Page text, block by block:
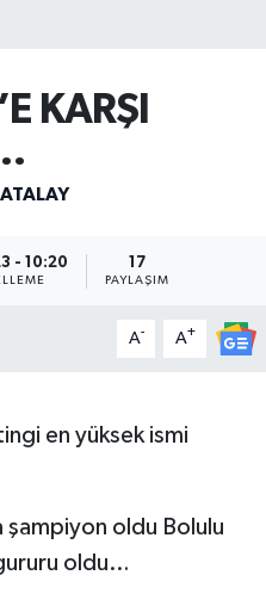
KARŞI
- 10:20 17
PAYLAŞIM
A- A+
en yüksek ismi
oldu Bolulu
oldu…